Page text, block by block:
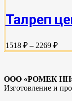
Талреп
1518 ₽ – 2269 ₽
ООО «РОМЕК
Изготовление и